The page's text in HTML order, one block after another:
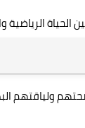
الرياضية
ولياقتهم